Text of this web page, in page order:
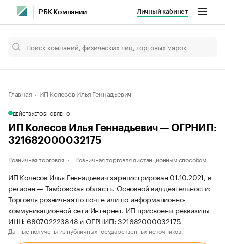
РБК Компании Личный кабинет
Главная ИП Колесов Илья Геннадьевич
ДЕЙСТВУЕТОБНОВЛЕНО
ИП Колесов Илья Геннадьевич — ОГРНИП:
321682000032175
Розничная торговля Розничная торговля дистанционным способом
ИП Колесов Илья Геннадьевич зарегистрирован 01.10.2021, в
регионе — Тамбовская область. Основной вид деятельности:
Торговля розничная по почте или по информационно-
коммуникационной сети Интернет. ИП присвоены реквизиты
ИНН: 680702223848 и ОГРНИП: 321682000032175.
Данные получены из публичных государственных источников.